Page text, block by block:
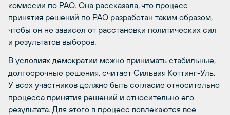
комиссии по РАО. Она рассказала, что процесс
принятия решений по РАО разработан таким образом,
чтобы он не зависел от расстановки политических сил
и результатов выборов.
В условиях демократии можно принимать стабильные,
долгосрочные решения, считает Сильвия Коттинг-Уль.
У всех участников должно быть согласие относительно
процесса принятия решений и относительно его
результата. Для этого в процесс вовлекаются все